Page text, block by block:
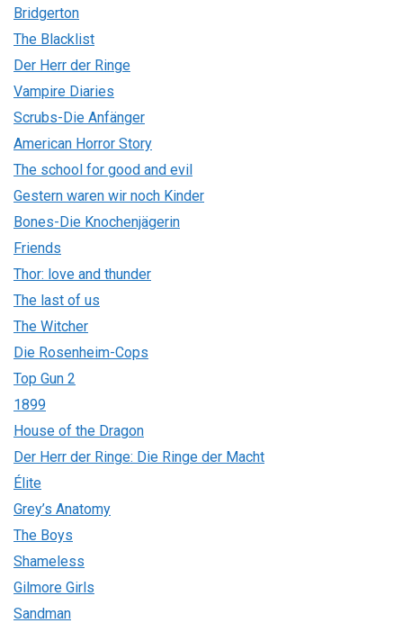
Bridgerton
The Blacklist
Der Herr der Ringe
Vampire Diaries
Scrubs-Die Anfänger
American Horror Story
The school for good and evil
Gestern waren wir noch Kinder
Bones-Die Knochenjägerin
Friends
Thor: love and thunder
The last of us
The Witcher
Die Rosenheim-Cops
Top Gun 2
1899
House of the Dragon
Der Herr der Ringe: Die Ringe der Macht
Élite
Grey’s Anatomy
The Boys
Shameless
Gilmore Girls
Sandman